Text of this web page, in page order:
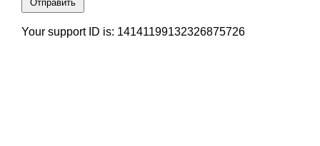
Отправить
Your support ID is: 14141199132326875726